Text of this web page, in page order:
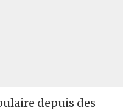
depuis des